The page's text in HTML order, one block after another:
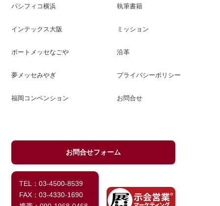
パシフィコ横浜
インテックス大阪
ポートメッセなごや
夢メッセみやぎ
福岡コンベンション
執筆書籍
ミッション
沿革
プライバシーポリシー
お問合せ
お問合せフォーム
TEL：03-4500-8539
FAX：03-4330-1690